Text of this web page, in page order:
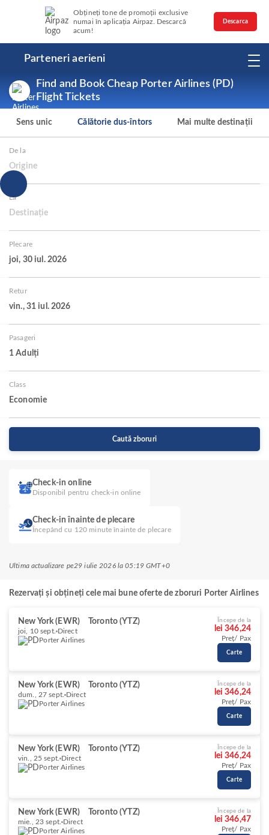
Obțineți tone de promoții exclusive
numai în aplicația Airpaz. Descarcă
acum!
Descarca
Parteneri aerieni
Find and Book Cheap Porter Airlines (PD)
Flight Tickets
Sens unic Călătorie dus-întors Mai multe destinații
De la
Origine
La
Destinație
Plecare
joi, 30 iul. 2026
Retur
vin., 31 iul. 2026
Pasageri
1 Adulți
Class
Economie
Caută zboruri
Check-in online
Disponibil pentru check-in online
Check-in înainte de plecare
Începând cu 120 minute înainte de plecare
Ultima actualizare pe29 iulie 2026 la 05:19 GMT+0
Rezervați și obțineți cele mai bune oferte de zboruri Porter Airlines
New York (EWR) Toronto (YTZ)
joi, 10 sept. Direct
Porter Airlines
Începe de la
lei 346,24
Preț/ Pax
Carte
New York (EWR) Toronto (YTZ)
dum., 27 sept. Direct
Porter Airlines
Începe de la
lei 346,24
Preț/ Pax
Carte
New York (EWR) Toronto (YTZ)
vin., 25 sept. Direct
Porter Airlines
Începe de la
lei 346,24
Preț/ Pax
Carte
New York (EWR) Toronto (YTZ)
mie., 23 sept. Direct
Porter Airlines
Începe de la
lei 346,47
Preț/ Pax